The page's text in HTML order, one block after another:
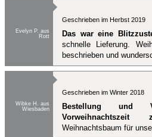
Evelyn P. aus
Rott
Geschrieben im Herbst 2019
Das war eine
schnelle Lieferung.
beschrieben und
Wibke H. aus
Wiesbaden
Geschrieben im Winter 2018
Bestellung und
Vorweihnachtszeit
Weihnachtsbaum für